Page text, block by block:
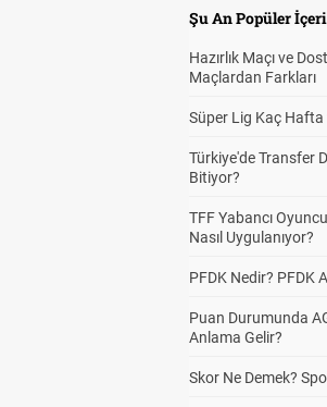
Şu An Popüler
Hazırlık Maçı ve
Maçlardan Farkları
Süper Lig Kaç Hafta
Türkiye'de Transfer
Bitiyor?
TFF Yabancı
Nasıl Uygulanıyor?
PFDK Nedir? PFDK
Puan Durumunda
Anlama Gelir?
Skor Ne Demek?